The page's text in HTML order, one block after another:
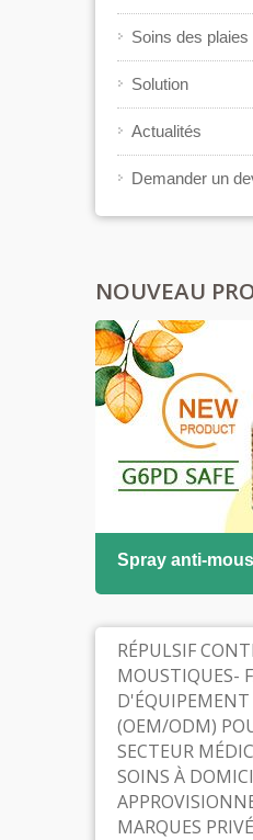
Soins des plaies
Solution
Actualités
Demander un
NOUVEAU
Spray anti-
RÉPULSIF
MOUSTIQUES-
(OEM/ODM)
SECTEUR
SOINS À
MARQUES